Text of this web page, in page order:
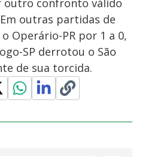
outro confronto válido
outras partidas de
Operário-PR por 1 a 0,
SP derrotou o São
de sua torcida.